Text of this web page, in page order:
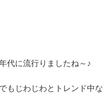
年代に流行りましたね～♪
もじわじわとトレンド中な